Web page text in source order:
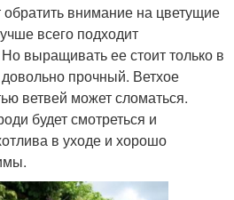
внимание на цветущие
всего подходит
выращивать ее стоит только в
прочный. Ветхое
ветвей может сломаться.
будет смотреться и
в уходе и хорошо